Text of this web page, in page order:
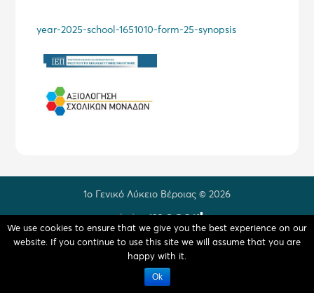
year-2025-school-1651010-form-25-synopsis
1ο Γενικό Λύκειο Βέροιας © 2026
made by
We use cookies to ensure that we give you the best experience on our
website. If you continue to use this site we will assume that you are
happy with it.
Ok